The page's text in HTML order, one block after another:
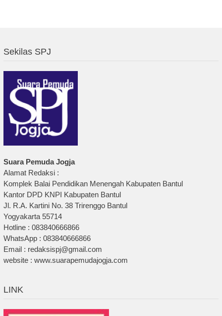
Sekilas SPJ
Suara Pemuda Jogja
Alamat Redaksi :
Komplek Balai Pendidikan Menengah Kabupaten Bantul
Kantor DPD KNPI Kabupaten Bantul
Jl. R.A. Kartini No. 38 Trirenggo Bantul
Yogyakarta 55714
Hotline : 083840666866
WhatsApp : 083840666866
Email : redaksispj@gmail.com
website : www.suarapemudajogja.com
LINK